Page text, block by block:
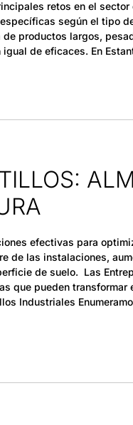
retos en el
según el tipo
productos largos,
de eficaces. En
efectivas para
de las instalaciones,
de suelo. Las
que pueden transformar
Industriales